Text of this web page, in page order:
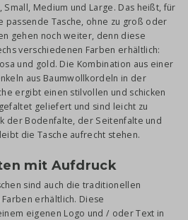
Medium und Large. Das heißt, für
passende Tasche, ohne zu groß oder
gehen noch weiter, denn diese
verschiedenen Farben erhältlich:
und gold. Die Kombination aus einer
aus Baumwollkordeln in der
ergibt einen stilvollen und schicken
geliefert und sind leicht zu
der Bodenfalte, der Seitenfalte und
die Tasche aufrecht stehen.
mit Aufdruck
sind auch die traditionellen
erhältlich. Diese
eigenen Logo und / oder Text in